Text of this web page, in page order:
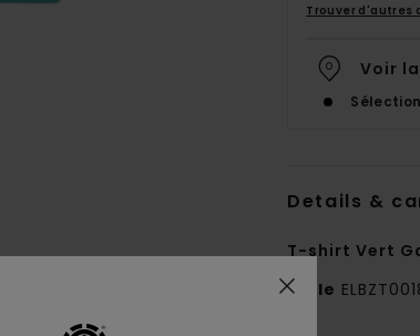
Trouver d'autres
Voir
Details &
T-shirt Vert
Style